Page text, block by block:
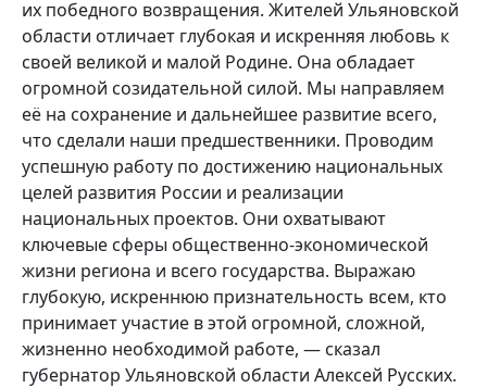
их победного возвращения. Жителей Ульяновской
области отличает глубокая и искренняя любовь к
своей великой и малой Родине. Она обладает
огромной созидательной силой. Мы направляем
её на сохранение и дальнейшее развитие всего,
что сделали наши предшественники. Проводим
успешную работу по достижению национальных
целей развития России и реализации
национальных проектов. Они охватывают
ключевые сферы общественно-экономической
жизни региона и всего государства. Выражаю
глубокую, искреннюю признательность всем, кто
принимает участие в этой огромной, сложной,
жизненно необходимой работе, — сказал
губернатор Ульяновской области Алексей Русских.